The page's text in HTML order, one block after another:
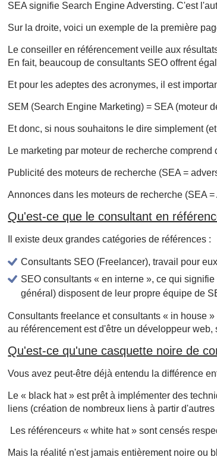
SEA signifie Search Engine Adversting. C'est
Sur la droite, voici un exemple de la première
Le conseiller en référencement veille aux
En fait, beaucoup de consultants SEO offrent
Et pour les adeptes des acronymes, il est
SEM (Search Engine Marketing) = SEA (moteur
Et donc, si nous souhaitons le dire simplement
Le marketing par moteur de recherche comprend
Publicité des moteurs de recherche (SEA =
Annonces dans les moteurs de recherche (SEA
Qu'est-ce que le consultant en
Il existe deux grandes catégories de références :
Consultants SEO (Freelancer), travail pour
SEO consultants « en interne », ce qui
général) disposent de leur propre équipe de
Consultants freelance et consultants « in house
au référencement est d'être un développeur
Qu'est-ce qu'une casquette noire de
Vous avez peut-être déjà entendu la différence
Le « black hat » est prêt à implémenter des
liens (création de nombreux liens à partir
Les référenceurs « white hat » sont censés
Mais la réalité n'est jamais entièrement noire ou